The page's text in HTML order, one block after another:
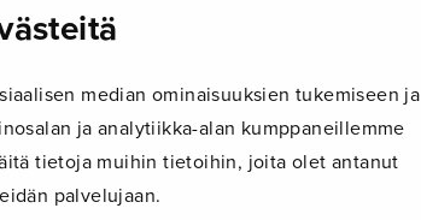
median ominaisuuksien tukemiseen ja
ja analytiikka-alan kumppaneillemme
tietoja muihin tietoihin, joita olet antanut
palvelujaan.